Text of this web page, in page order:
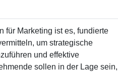
für Marketing ist es, fundierte
um strategische
und effektive
sollen in der Lage sein,